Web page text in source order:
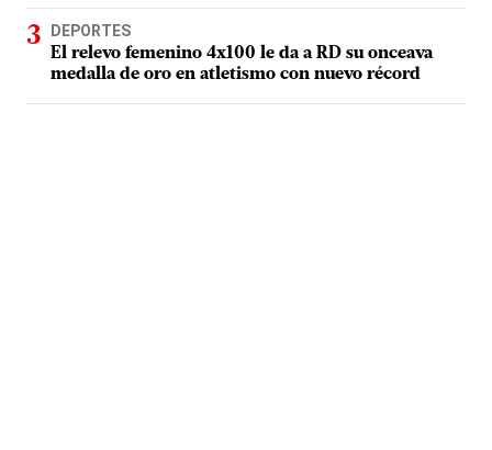
DEPORTES
El relevo femenino 4x100 le da a RD su onceava
medalla de oro en atletismo con nuevo récord